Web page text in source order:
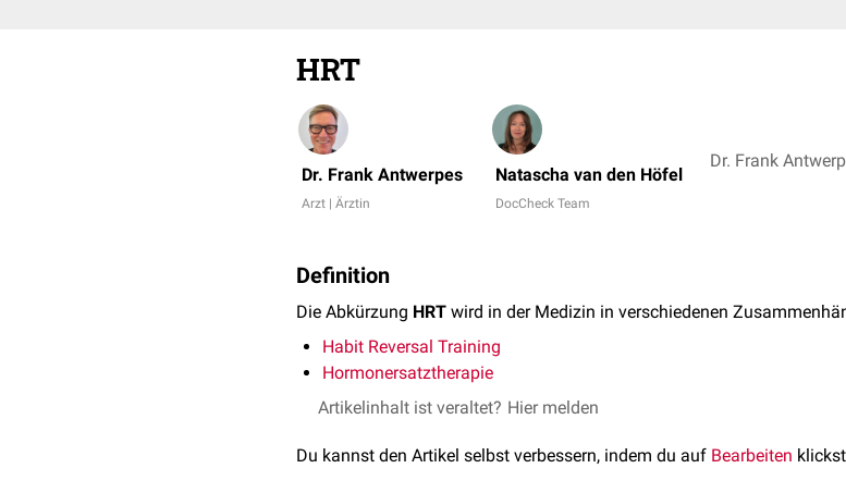
HRT
Dr. Frank Antwerpes
Arzt | Ärztin
Natascha van den Höfel
DocCheck Team
Dr. Frank
Definition
Die Abkürzung HRT wird in der Medizin in verschiedenen
Habit Reversal Training
Hormonersatztherapie
Artikelinhalt ist veraltet? Hier melden
Du kannst den Artikel selbst verbessern, indem du auf Bearbeiten